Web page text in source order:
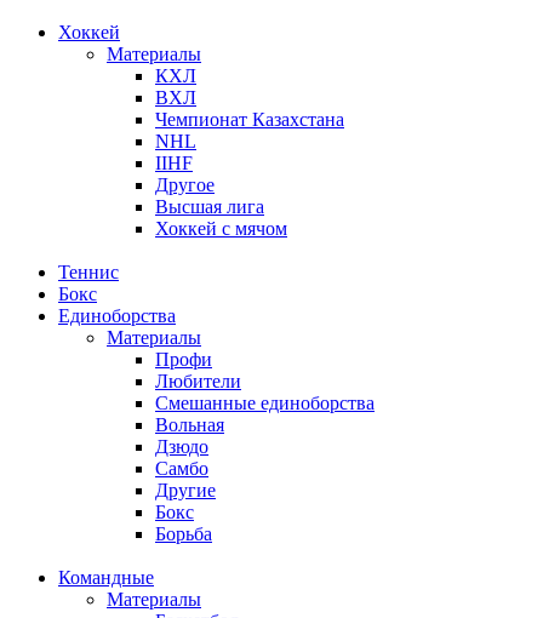
Хоккей
Материалы
КХЛ
ВХЛ
Чемпионат Казахстана
NHL
IIHF
Другое
Высшая лига
Хоккей с мячом
Теннис
Бокс
Единоборства
Материалы
Профи
Любители
Смешанные единоборства
Вольная
Дзюдо
Самбо
Другие
Бокс
Борьба
Командные
Материалы